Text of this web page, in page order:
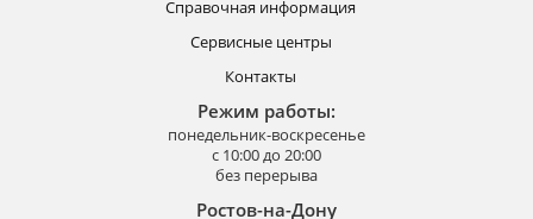
Справочная информация
Сервисные центры
Контакты
Режим работы:
понедельник-воскресенье
с 10:00 до 20:00
без перерыва
Ростов-на-Дону